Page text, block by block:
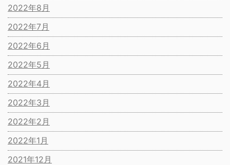
2022年8月
2022年7月
2022年6月
2022年5月
2022年4月
2022年3月
2022年2月
2022年1月
2021年12月